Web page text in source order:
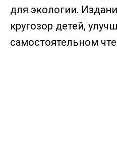
для экологии.
кругозор детей,
самостоятельном